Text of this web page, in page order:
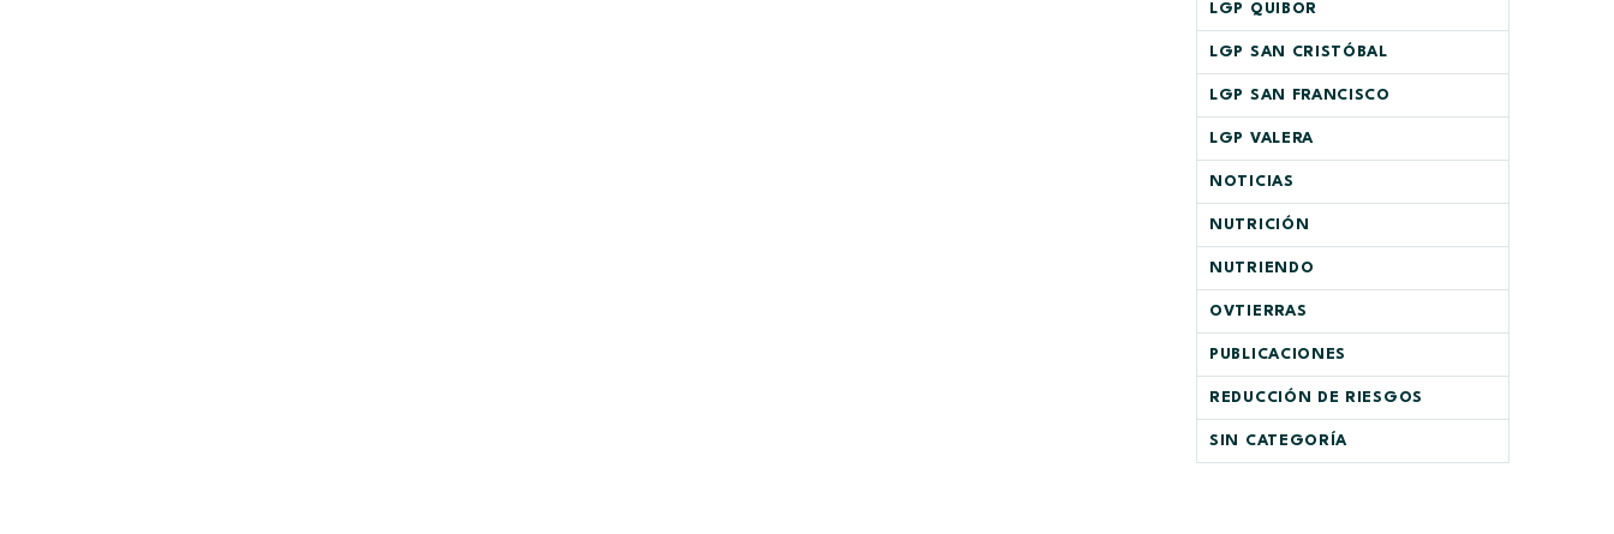
LGP QUIBOR
LGP SAN CRISTÓBAL
LGP SAN FRANCISCO
LGP VALERA
NOTICIAS
NUTRICIÓN
NUTRIENDO
OVTIERRAS
PUBLICACIONES
REDUCCIÓN DE RIESGOS
SIN CATEGORÍA